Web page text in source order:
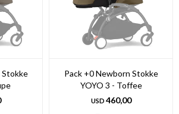
Stokke
Pack +0 Newborn Stokke
YOYO 3 - Toffee
USD 460,00